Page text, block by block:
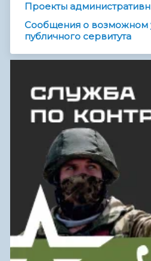
Проекты
Сообщения о возможном
публичного сервитута